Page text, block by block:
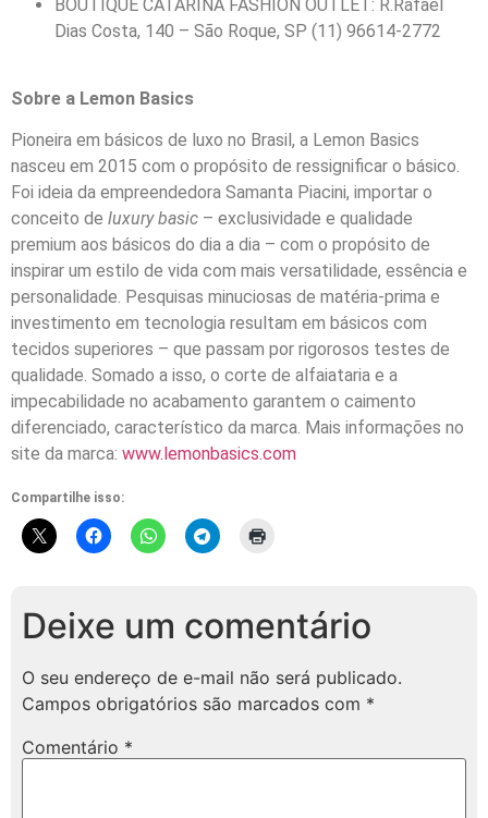
BOUTIQUE CATARINA FASHION OUTLET: R.Rafael
Dias Costa, 140 – São Roque, SP (11) 96614-2772
Sobre a Lemon Basics
Pioneira em básicos de luxo no Brasil, a Lemon Basics
nasceu em 2015 com o propósito de ressignificar o básico.
Foi ideia da empreendedora Samanta Piacini, importar o
conceito de luxury basic – exclusividade e qualidade
premium aos básicos do dia a dia – com o propósito de
inspirar um estilo de vida com mais versatilidade, essência e
personalidade. Pesquisas minuciosas de matéria-prima e
investimento em tecnologia resultam em básicos com
tecidos superiores – que passam por rigorosos testes de
qualidade. Somado a isso, o corte de alfaiataria e a
impecabilidade no acabamento garantem o caimento
diferenciado, característico da marca. Mais informações no
site da marca: www.lemonbasics.com
Compartilhe isso:
Deixe um comentário
O seu endereço de e-mail não será publicado.
Campos obrigatórios são marcados com *
Comentário *